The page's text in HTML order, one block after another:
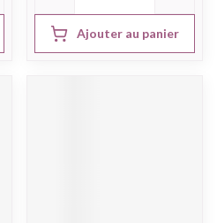
Ajouter au panier